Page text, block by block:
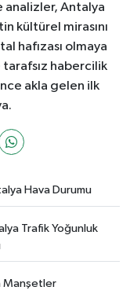
analizler, Antalya
kültürel mirasını
hafızası olmaya
tarafsız habercilik
akla gelen ilk
Hava Durumu
Trafik Yoğunluk
Manşetler